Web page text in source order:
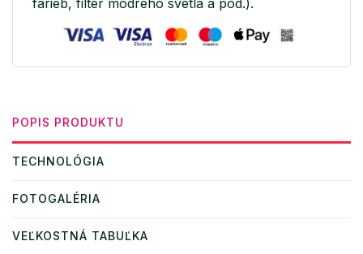
farieb, filter modrého svetla a pod.).
POPIS PRODUKTU
TECHNOLÓGIA
FOTOGALÉRIA
VEĽKOSTNÁ TABUĽKA